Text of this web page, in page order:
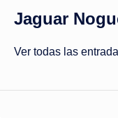
Jaguar
Ver todas las